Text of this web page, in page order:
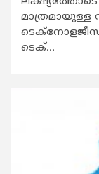
മാത്രമായുള്ള
ടെക്നോളജീസ്
ടെക്...